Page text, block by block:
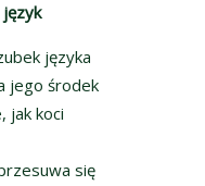
języka
jego środek
jak koci
się